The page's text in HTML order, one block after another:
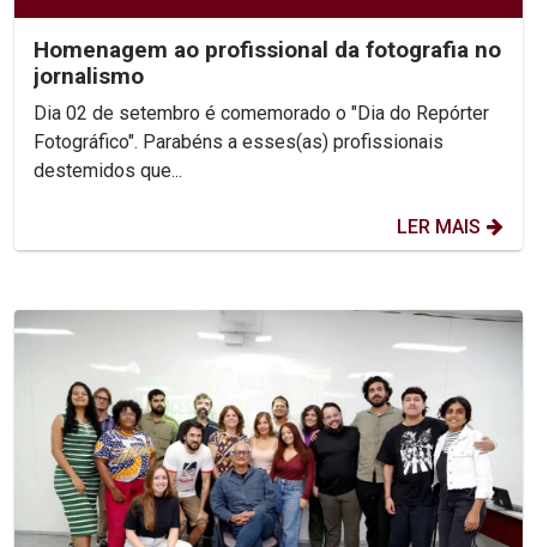
Homenagem ao profissional da fotografia no
jornalismo
Dia 02 de setembro é comemorado o "Dia do Repórter
Fotográfico". Parabéns a esses(as) profissionais
destemidos que...
LER MAIS